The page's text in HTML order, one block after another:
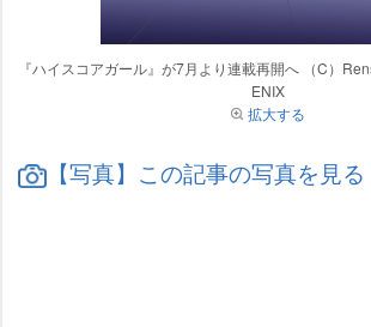
『ハイスコアガール』が7月より連載再開へ （C）
ENIX
拡大する
【写真】この記事の写真を見る